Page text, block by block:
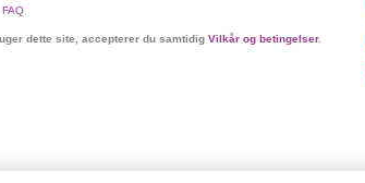
FAQ
dette site, accepterer du samtidig Vilkår og betingelser.